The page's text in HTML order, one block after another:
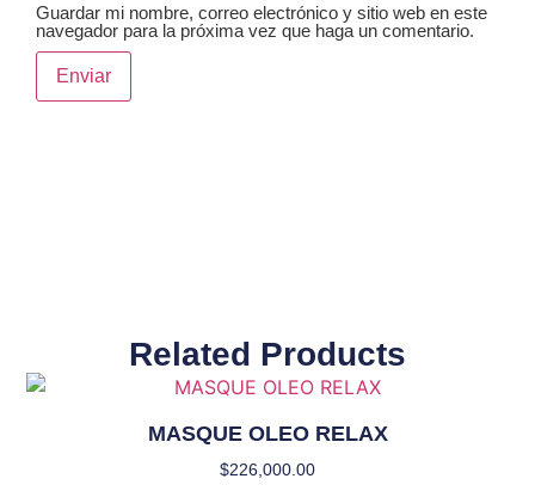
Guardar mi nombre, correo electrónico y sitio web en este
navegador para la próxima vez que haga un comentario.
Related Products
MASQUE OLEO RELAX
$226,000.00